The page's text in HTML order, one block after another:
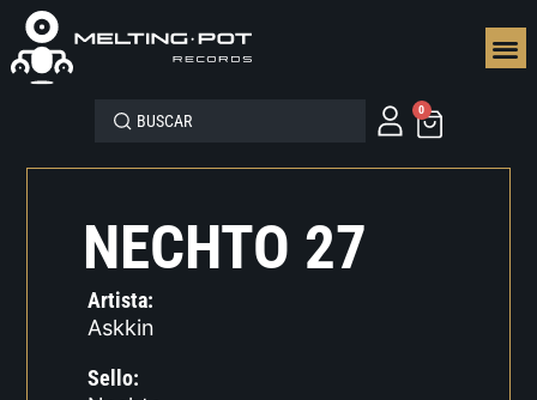
0
NECHTO 27
Artista:
Askkin
Sello: